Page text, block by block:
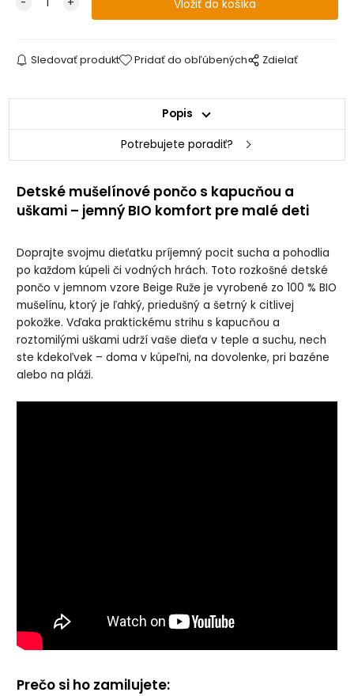
Sledovať produkt Pridať do obľúbených Zdielať
Popis
Potrebujete poradiť?
Detské mušelínové pončo s kapucňou a
uškami – jemný BIO komfort pre malé deti
Doprajte svojmu dieťatku príjemný pocit sucha a pohodlia
po každom kúpeli či vodných hrách. Toto rozkošné detské
pončo v jemnom vzore Beige Ruže je vyrobené zo 100 % BIO
mušelínu, ktorý je ľahký, priedušný a šetrný k citlivej
pokožke. Vďaka praktickému strihu s kapucňou a
roztomilými uškami udrží vaše dieťa v teple a suchu, nech
ste kdekoľvek – doma v kúpeľni, na dovolenke, pri bazéne
alebo na pláži.
Prečo si ho zamilujete: